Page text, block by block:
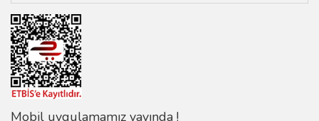
Mobil uygulamamız yayında !